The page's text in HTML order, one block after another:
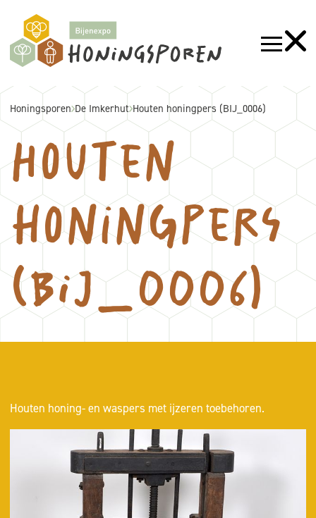
Honingsporen De Imkerhut Houten honingpers (BIJ_0006)
Houten
honingpers
(BIJ_0006)
Houten honing- en waspers met ijzeren toebehoren.